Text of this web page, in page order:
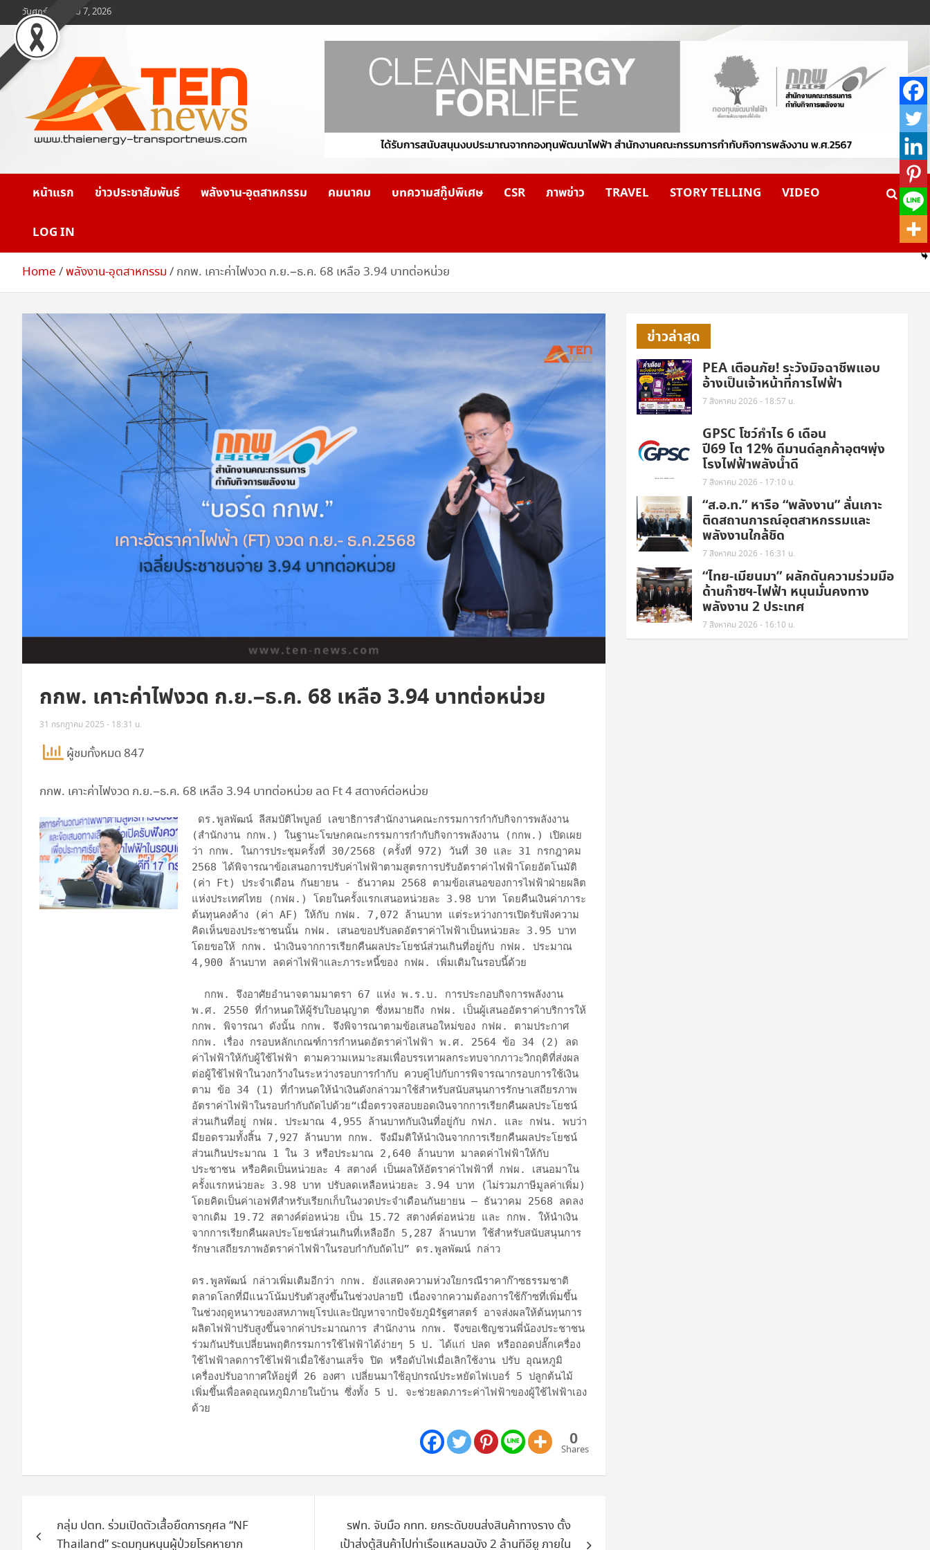
to
content
วันศุกร์, สิงหาคม 7, 2026
www.ten-news.com
หน้าแรก ข่าวประชาสัมพันธ์ พลังงาน-อุตสาหกรรม คมนาคม บทความสกู๊ปพิเศษ CSR ภาพข่าว TRAVEL STORY TELLING VIDEO
LOG IN
Home พลังงาน-อุตสาหกรรม กกพ. เคาะค่าไฟงวด ก.ย.–ธ.ค. 68 เหลือ 3.94 บาทต่อหน่วย
กกพ. เคาะค่าไฟงวด ก.ย.–ธ.ค. 68 เหลือ 3.94 บาทต่อหน่วย
31 กรกฎาคม 2025 - 18:31 น.
ผู้ชมทั้งหมด 847
กกพ. เคาะค่าไฟงวด ก.ย.–ธ.ค. 68 เหลือ 3.94 บาทต่อหน่วย ลด Ft 4 สตางค์ต่อหน่วย
(สำนักงาน กกพ.) ในฐานะโฆษกคณะกรรมการกำกับกิจการพลังงาน (กกพ.) เปิดเผย
ว่า กกพ. ในการประชุมครั้งที่ 30/2568 (ครั้งที่ 972) วันที่ 30 และ 31 กรกฎาคม
2568 ได้พิจารณาข้อเสนอการปรับค่าไฟฟ้าตามสูตรการปรับอัตราค่าไฟฟ้าโดยอัตโนมัติ
(ค่า Ft) ประจำเดือน กันยายน - ธันวาคม 2568 ตามข้อเสนอของการไฟฟ้าฝ่ายผลิต
แห่งประเทศไทย (กฟผ.) โดยในครั้งแรกเสนอหน่วยละ 3.98 บาท โดยคืนเงินค่าภาระ
ต้นทุนคงค้าง (ค่า AF) ให้กับ กฟผ. 7,072 ล้านบาท แต่ระหว่างการเปิดรับฟังความ
คิดเห็นของประชาชนนั้น กฟผ. เสนอขอปรับลดอัตราค่าไฟฟ้าเป็นหน่วยละ 3.95 บาท
โดยขอให้ กกพ. นำเงินจากการเรียกคืนผลประโยชน์ส่วนเกินที่อยู่กับ กฟผ. ประมาณ
4,900 ล้านบาท ลดค่าไฟฟ้าและภาระหนี้ของ กฟผ. เพิ่มเติมในรอบนี้ด้วย
พ.ศ. 2550 ที่กำหนดให้ผู้รับใบอนุญาต ซึ่งหมายถึง กฟผ. เป็นผู้เสนออัตราค่าบริการให้
กกพ. พิจารณา ดังนั้น กกพ. จึงพิจารณาตามข้อเสนอใหม่ของ กฟผ. ตามประกาศ
กกพ. เรื่อง กรอบหลักเกณฑ์การกำหนดอัตราค่าไฟฟ้า พ.ศ. 2564 ข้อ 34 (2) ลด
ค่าไฟฟ้าให้กับผู้ใช้ไฟฟ้า ตามความเหมาะสมเพื่อบรรเทาผลกระทบจากภาวะวิกฤติที่ส่งผล
ต่อผู้ใช้ไฟฟ้าในวงกว้างในระหว่างรอบการกำกับ ควบคู่ไปกับการพิจารณากรอบการใช้เงิน
ตาม ข้อ 34 (1) ที่กำหนดให้นำเงินดังกล่าวมาใช้สำหรับสนับสนุนการรักษาเสถียรภาพ
อัตราค่าไฟฟ้าในรอบกำกับถัดไปด้วย“เมื่อตรวจสอบยอดเงินจากการเรียกคืนผลประโยชน์
ส่วนเกินที่อยู่ กฟผ. ประมาณ 4,955 ล้านบาทกับเงินที่อยู่กับ กฟภ. และ กฟน. พบว่า
มียอดรวมทั้งสิ้น 7,927 ล้านบาท กกพ. จึงมีมติให้นำเงินจากการเรียกคืนผลประโยชน์
ส่วนเกินประมาณ 1 ใน 3 หรือประมาณ 2,640 ล้านบาท มาลดค่าไฟฟ้าให้กับ
ประชาชน หรือคิดเป็นหน่วยละ 4 สตางค์ เป็นผลให้อัตราค่าไฟฟ้าที่ กฟผ. เสนอมาใน
ครั้งแรกหน่วยละ 3.98 บาท ปรับลดเหลือหน่วยละ 3.94 บาท (ไม่รวมภาษีมูลค่าเพิ่ม)
โดยคิดเป็นค่าเอฟทีสำหรับเรียกเก็บในงวดประจำเดือนกันยายน – ธันวาคม 2568 ลดลง
จากเดิม 19.72 สตางค์ต่อหน่วย เป็น 15.72 สตางค์ต่อหน่วย และ กกพ. ให้นำเงิน
จากการเรียกคืนผลประโยชน์ส่วนเกินที่เหลืออีก 5,287 ล้านบาท ใช้สำหรับสนับสนุนการ
รักษาเสถียรภาพอัตราค่าไฟฟ้าในรอบกำกับถัดไป” ดร.พูลพัฒน์ กล่าว
ดร.พูลพัฒน์ กล่าวเพิ่มเติมอีกว่า กกพ. ยังแสดงความห่วงใยกรณีราคาก๊าซธรรมชาติ
ตลาดโลกที่มีแนวโน้มปรับตัวสูงขึ้นในช่วงปลายปี เนื่องจากความต้องการใช้ก๊าซที่เพิ่มขึ้น
ในช่วงฤดูหนาวของสหภาพยุโรปและปัญหาจากปัจจัยภูมิรัฐศาสตร์ อาจส่งผลให้ต้นทุนการ
ผลิตไฟฟ้าปรับสูงขึ้นจากค่าประมาณการ สำนักงาน กกพ. จึงขอเชิญชวนพี่น้องประชาชน
ร่วมกันปรับเปลี่ยนพฤติกรรมการใช้ไฟฟ้าได้ง่ายๆ 5 ป. ได้แก่ ปลด หรือถอดปลั๊กเครื่อง
ใช้ไฟฟ้าลดการใช้ไฟฟ้าเมื่อใช้งานเสร็จ ปิด หรือดับไฟเมื่อเลิกใช้งาน ปรับ อุณหภูมิ
เครื่องปรับอากาศให้อยู่ที่ 26 องศา เปลี่ยนมาใช้อุปกรณ์ประหยัดไฟเบอร์ 5 ปลูกต้นไม้
เพิ่มขึ้นเพื่อลดอุณหภูมิภายในบ้าน ซึ่งทั้ง 5 ป. จะช่วยลดภาระค่าไฟฟ้าของผู้ใช้ไฟฟ้าเอง
ด้วย
0
Shares
เรื่องกลุ่ม ปตท. ร่วมเปิดตัวเสื้อยืดการกุศล “NF
Thailand” ระดมทุนหนุนผู้ป่วยโรคหายาก
รฟท. จับมือ กทท. ยกระดับขนส่งสินค้าทางราง ตั้ง
เป้าส่งตู้สินค้าไปท่าเรือแหลมฉบัง 2 ล้านทีอียู ภายใน
ข่าวล่าสุด
PEA เตือนภัย! ระวังมิจฉาชีพแอบ
อ้างเป็นเจ้าหน้าที่การไฟฟ้า
7 สิงหาคม 2026 - 18:57 น.
GPSC โชว์กำไร 6 เดือน
ปี69 โต 12% ดีมานด์ลูกค้าอุตฯพุ่ง
โรงไฟฟ้าพลังน้ำดี
7 สิงหาคม 2026 - 17:10 น.
“ส.อ.ท.” หารือ “พลังงาน” ลั่นเกาะ
ติดสถานการณ์อุตสาหกรรมและ
พลังงานใกล้ชิด
7 สิงหาคม 2026 - 16:31 น.
“ไทย-เมียนมา” ผลักดันความร่วมมือ
ด้านก๊าซฯ-ไฟฟ้า หนุนมั่นคงทาง
พลังงาน 2 ประเทศ
7 สิงหาคม 2026 - 16:10 น.